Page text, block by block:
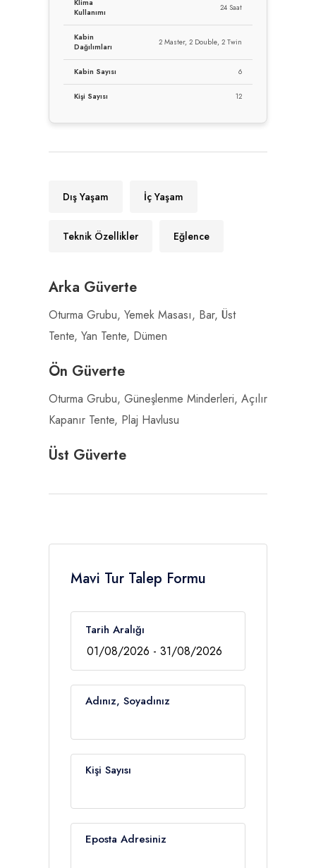
Klima
Kullanımı
24 Saat
Kabin
Dağılımları
2 Master, 2 Double, 2 Twin
Kabin Sayısı 6
Kişi Sayısı 12
Dış Yaşam İç Yaşam
Teknik Özellikler Eğlence
Arka Güverte
Oturma Grubu, Yemek Masası, Bar, Üst
Tente, Yan Tente, Dümen
Ön Güverte
Oturma Grubu, Güneşlenme Minderleri, Açılır
Kapanır Tente, Plaj Havlusu
Üst Güverte
Mavi Tur Talep Formu
Tarih Aralığı
Adınız, Soyadınız
Kişi Sayısı
Eposta Adresiniz